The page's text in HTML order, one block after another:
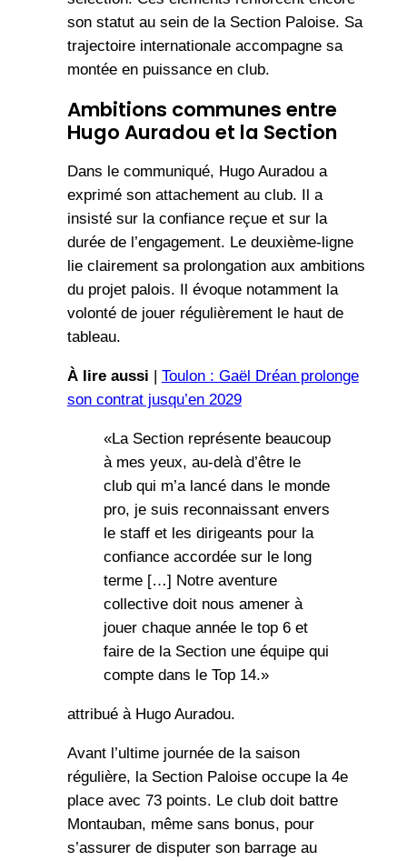
son statut au sein de la Section Paloise. Sa
trajectoire internationale accompagne sa
montée en puissance en club.
Ambitions communes entre
Hugo Auradou et la Section
Dans le communiqué, Hugo Auradou a
exprimé son attachement au club. Il a
insisté sur la confiance reçue et sur la
durée de l’engagement. Le deuxième-ligne
lie clairement sa prolongation aux ambitions
du projet palois. Il évoque notamment la
volonté de jouer régulièrement le haut de
tableau.
À lire aussi
Toulon : Gaël Dréan prolonge
son contrat jusqu’en 2029
«La Section représente beaucoup
à mes yeux, au-delà d’être le
club qui m’a lancé dans le monde
pro, je suis reconnaissant envers
le staff et les dirigeants pour la
confiance accordée sur le long
terme […] Notre aventure
collective doit nous amener à
jouer chaque année le top 6 et
faire de la Section une équipe qui
compte dans le Top 14.»
attribué à Hugo Auradou.
Avant l’ultime journée de la saison
régulière, la Section Paloise occupe la 4e
place avec 73 points. Le club doit battre
Montauban, même sans bonus, pour
s’assurer de disputer son barrage au